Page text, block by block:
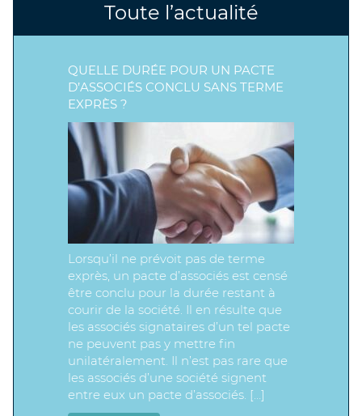
Toute l’actualité
QUELLE DURÉE POUR UN PACTE
D’ASSOCIÉS CONCLU SANS TERME
EXPRÈS ?
Lorsqu’il ne prévoit pas de terme
exprès, un pacte d’associés est censé
être conclu pour la durée restant à
courir de la société. Il en résulte que
les associés signataires d’un tel pacte
ne peuvent pas y mettre fin
unilatéralement. Il n’est pas rare que
les associés d’une société signent
entre eux un pacte d’associés. […]